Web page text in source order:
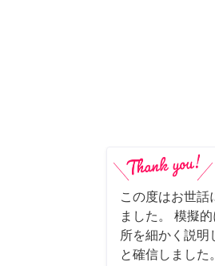
この度はお世話
ました。 模擬
所を細かく説明
と確信しました